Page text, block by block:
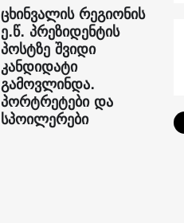
ცხინვალის რეგიონის
ე.წ. პრეზიდენტის
პოსტზე შვიდი
კანდიდატი
გამოვლინდა.
პორტრეტები და
სპოილერები